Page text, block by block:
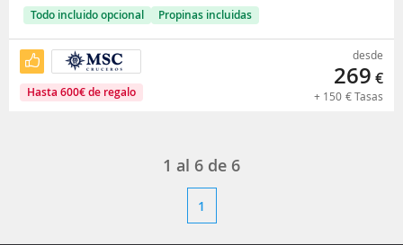
Todo incluido opcional
Propinas incluidas
Hasta 600€de regalo
desde
269 €
+ 150 €Tasas
1 al 6 de 6
1